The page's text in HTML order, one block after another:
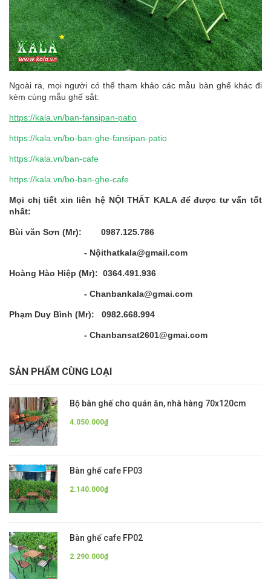
Ngoài ra, mọi người có thể tham khảo các mẫu bàn ghế khác đi
kèm cùng mẫu ghế sắt:
https://kala.vn/ban-fansipan-patio
https://kala.vn/bo-ban-ghe-fansipan-patio
https://kala.vn/ban-cafe
https://kala.vn/bo-ban-ghe-cafe
Mọi chị tiết xin liên hệ NỘI THẤT KALA để được tư vấn tốt
nhất:
Bùi văn Sơn (Mr): 0987.125.786
- Nộithatkala@gmail.com
Hoàng Hào Hiệp (Mr): 0364.491.936
- Chanbankala@gmai.com
Phạm Duy Bình (Mr): 0982.668.994
- Chanbansat2601@gmai.com
SẢN PHẨM CÙNG LOẠI
Bộ bàn ghế cho quán ăn, nhà hàng 70x120cm
4.050.000₫
Bàn ghế cafe FP03
2.140.000₫
Bàn ghế cafe FP02
2.290.000₫